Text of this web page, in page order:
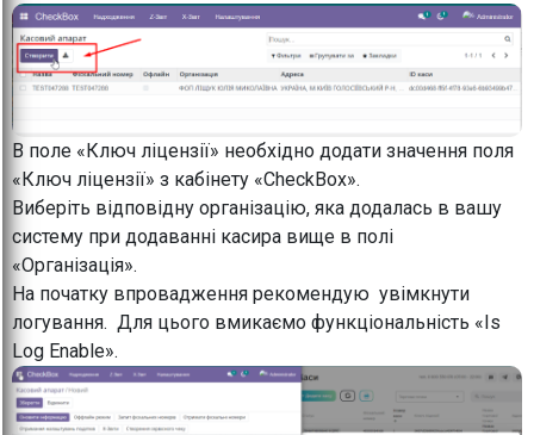
В поле «Ключ ліцензії» необхідно додати значення поля
«Ключ ліцензії» з кабінету «CheckBox».
Виберіть відповідну організацію, яка додалась в вашу
систему при додаванні касира вище в полі
«Організація».
На початку впровадження рекомендую увімкнути
логування. Для цього вмикаємо функціональність «Is
Log Enable».